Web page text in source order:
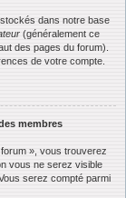
dans notre base
(généralement ce
des pages du forum).
de votre compte.
membres
», vous trouverez
vous ne serez visible
serez compté parmi